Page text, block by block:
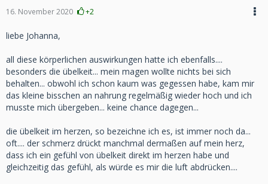
16. November 2020 +2
liebe Johanna,
all diese körperlichen auswirkungen hatte ich ebenfalls....
besonders die übelkeit... mein magen wollte nichts bei sich
behalten... obwohl ich schon kaum was gegessen habe, kam mir
das kleine bisschen an nahrung regelmäßig wieder hoch und ich
musste mich übergeben... keine chance dagegen...
die übelkeit im herzen, so bezeichne ich es, ist immer noch da...
oft.... der schmerz drückt manchmal dermaßen auf mein herz,
dass ich ein gefühl von übelkeit direkt im herzen habe und
gleichzeitig das gefühl, als würde es mir die luft abdrücken....